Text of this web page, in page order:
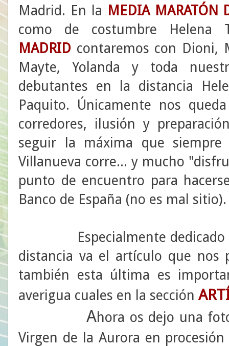
Madrid. En la MEDIA MARATÓN
como de costumbre
MADRID contaremos con Dioni,
Mayte, Yolanda y toda
debutantes en la distancia
Paquito. Únicamente nos
corredores, ilusión y
seguir la máxima que
Villanueva corre... y mucho
punto de encuentro para
Banco de España (no es mal sitio).
Especialmente dedicado a
distancia va el artículo que nos
también esta última es
averigua cuales en la sección
Ahora os dejo una
Virgen de la Aurora en